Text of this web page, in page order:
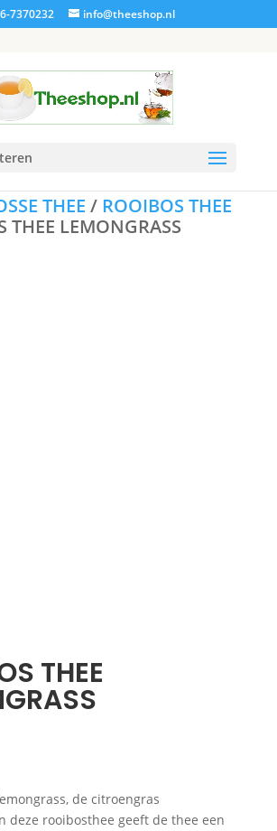
7370232 info@theeshop.nl
THEE / ROOIBOS THEE
THEE LEMONGRASS
THEE
de citroengras
deze rooibosthee geeft de thee een